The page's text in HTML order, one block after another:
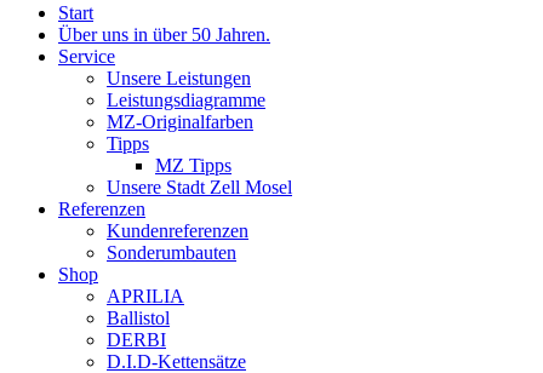
Start
Über uns in über 50 Jahren.
Service
Unsere Leistungen
Leistungsdiagramme
MZ-Originalfarben
Tipps
MZ Tipps
Unsere Stadt Zell Mosel
Referenzen
Kundenreferenzen
Sonderumbauten
Shop
APRILIA
Ballistol
DERBI
D.I.D-Kettensätze